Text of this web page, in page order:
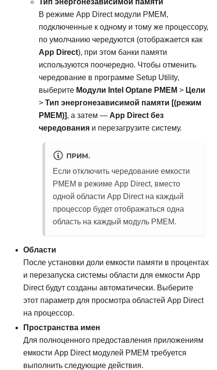
Тип энергонезависимой памяти
В режиме App Direct модули PMEM,
подключенные к одному и тому же процессору,
по умолчанию чередуются (отображается как
App Direct), при этом банки памяти
используются поочередно. Чтобы отменить
чередование в программе Setup Utility,
выберите Модули Intel Optane PMEM > Цели
> Тип энергонезависимой памяти [(режим
PMEM)], а затем — App Direct без
чередования и перезагрузите систему.
ПРИМ.
Если отключить чередование емкости
PMEM в режиме App Direct, вместо
одной области App Direct на каждый
процессор будет отображаться одна
область на каждый модуль PMEM.
Области
После установки доли емкости памяти в процентах
и перезапуска системы области для емкости App
Direct будут созданы автоматически. Выберите
этот параметр для просмотра областей App Direct
на процессор.
Пространства имен
Для полноценного предоставления приложениям
емкости App Direct модулей PMEM требуется
выполнить следующие действия.